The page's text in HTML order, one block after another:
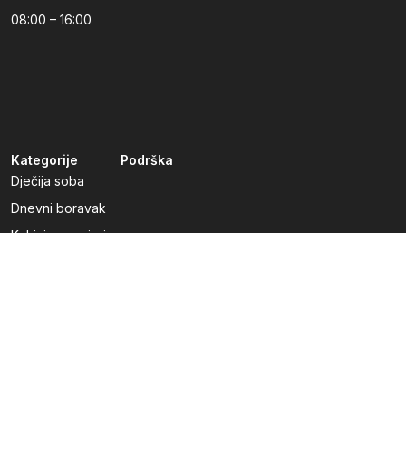
08:00 – 16:00
Kategorije
Dječija soba
Dnevni boravak
Kuhinje po mjeri
Podrška